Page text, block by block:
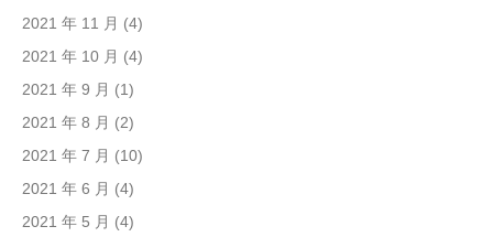
2021 年 11 月 (4)
2021 年 10 月 (4)
2021 年 9 月 (1)
2021 年 8 月 (2)
2021 年 7 月 (10)
2021 年 6 月 (4)
2021 年 5 月 (4)